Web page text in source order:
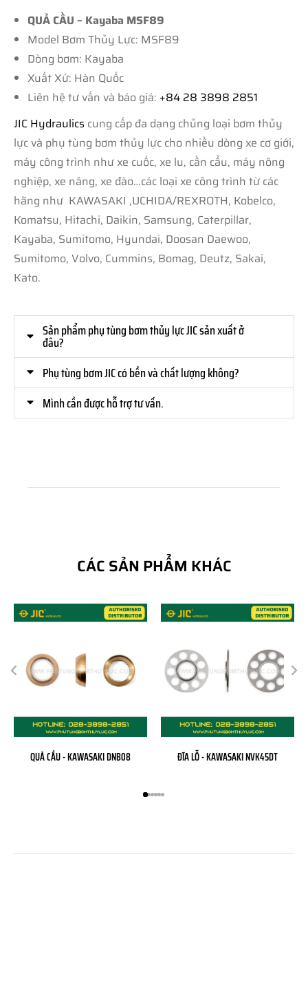
QUẢ CẦU – Kayaba MSF89
Model Bơm Thủy Lực: MSF89
Dòng bơm: Kayaba
Xuất Xứ: Hàn Quốc
Liên hệ tư vấn và báo giá: +84 28 3898 2851
JIC Hydraulics cung cấp đa dạng chủng loại bơm thủy
lực và phụ tùng bơm thủy lực cho nhiều dòng xe cơ giới,
máy công trình như xe cuốc, xe lu, cần cẩu, máy nông
nghiệp, xe nâng, xe đào…các loại xe công trình từ các
hãng như KAWASAKI ,UCHIDA/REXROTH, Kobelco,
Komatsu, Hitachi, Daikin, Samsung, Caterpillar,
Kayaba, Sumitomo, Hyundai, Doosan Daewoo,
Sumitomo, Volvo, Cummins, Bomag, Deutz, Sakai,
Kato.
Sản phẩm phụ tùng bơm thủy lực JIC sản xuất ở
đâu?
Phụ tùng bơm JIC có bền và chất lượng không?
Mình cần được hỗ trợ tư vấn.
CÁC SẢN PHẨM KHÁC
QUẢ CẦU - KAWASAKI DNB08 ĐĨA LỖ - KAWASAKI NVK45DT